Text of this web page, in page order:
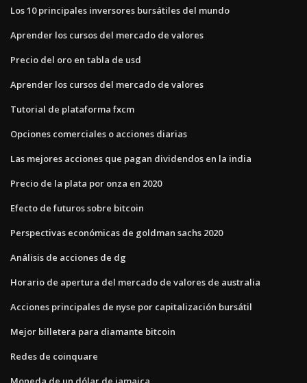
Los 10 principales inversores bursátiles del mundo
Aprender los cursos del mercado de valores
Precio del oro en tabla de usd
Aprender los cursos del mercado de valores
Tutorial de plataforma fxcm
Opciones comerciales o acciones diarias
Las mejores acciones que pagan dividendos en la india
Precio de la plata por onza en 2020
Efecto de futuros sobre bitcoin
Perspectivas económicas de goldman sachs 2020
Análisis de acciones de dg
Horario de apertura del mercado de valores de australia
Acciones principales de nyse por capitalización bursátil
Mejor billetera para diamante bitcoin
Redes de coinquare